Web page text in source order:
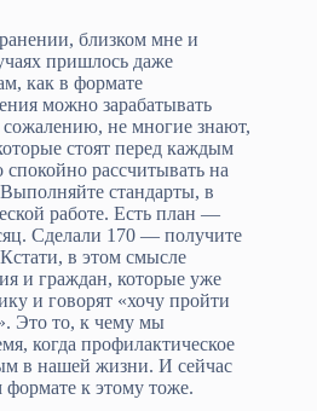
близком мне и
пришлось даже
как в формате
можно зарабатывать
не многие знают,
стоят перед каждым
рассчитывать на
стандарты, в
работе. Есть план —
Сделали 170 — получите
в этом смысле
и граждан, которые уже
и говорят «хочу пройти
Это то, к чему мы
когда профилактическое
в нашей жизни. И сейчас
к этому тоже.